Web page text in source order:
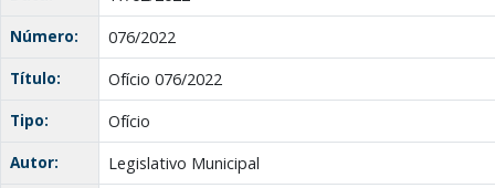
Número:
076/2022
Título:
Ofício 076/2022
Tipo:
Ofício
Autor:
Legislativo Municipal